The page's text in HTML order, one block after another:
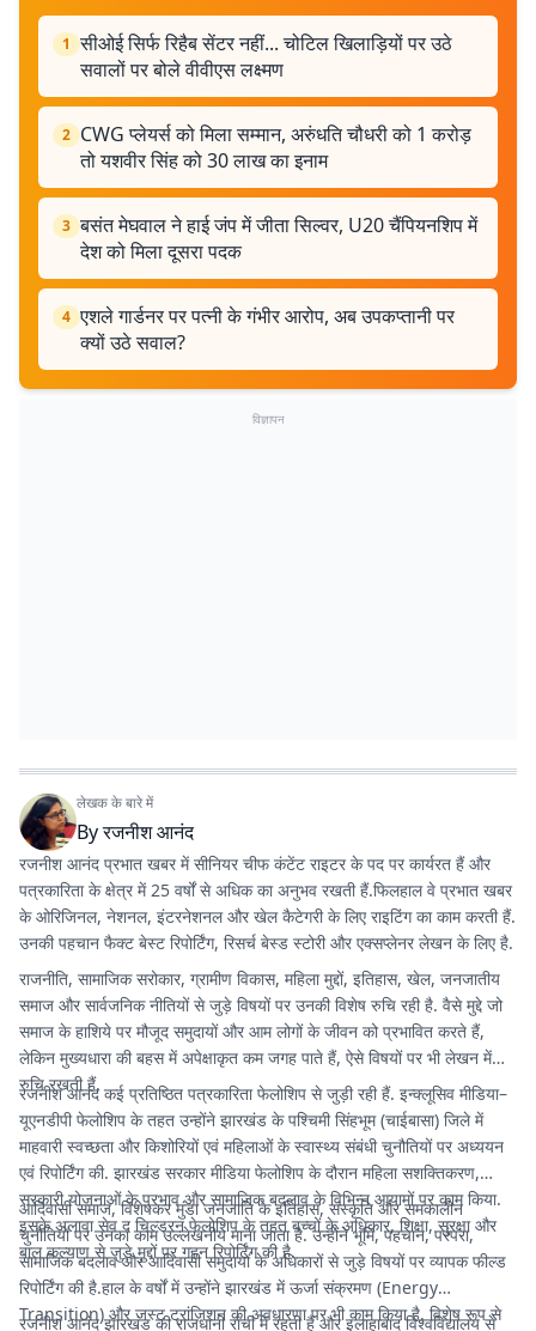
1 सीओई सिर्फ रिहैब सेंटर नहीं... चोटिल खिलाड़ियों पर उठे
सवालों पर बोले वीवीएस लक्ष्मण
2 CWG प्लेयर्स को मिला सम्मान, अरुंधति चौधरी को 1 करोड़
तो यशवीर सिंह को 30 लाख का इनाम
3 बसंत मेघवाल ने हाई जंप में जीता सिल्वर, U20 चैंपियनशिप में
देश को मिला दूसरा पदक
4 एशले गार्डनर पर पत्नी के गंभीर आरोप, अब उपकप्तानी पर
क्यों उठे सवाल?
विज्ञापन
लेखक के बारे में
Byरजनीश आनंद
रजनीश आनंद प्रभात खबर में सीनियर चीफ कंटेंट राइटर के पद पर कार्यरत हैं और
पत्रकारिता के क्षेत्र में 25 वर्षों से अधिक का अनुभव रखती हैं.फिलहाल वे प्रभात खबर
के ओरिजिनल, नेशनल, इंटरनेशनल और खेल कैटेगरी के लिए राइटिंग का काम करती हैं.
उनकी पहचान फैक्ट बेस्ट रिपोर्टिंग, रिसर्च बेस्ड स्टोरी और एक्सप्लेनर लेखन के लिए है.
राजनीति, सामाजिक सरोकार, ग्रामीण विकास, महिला मुद्दों, इतिहास, खेल, जनजातीय
समाज और सार्वजनिक नीतियों से जुड़े विषयों पर उनकी विशेष रुचि रही है. वैसे मुद्दे जो
समाज के हाशिये पर मौजूद समुदायों और आम लोगों के जीवन को प्रभावित करते हैं,
लेकिन मुख्यधारा की बहस में अपेक्षाकृत कम जगह पाते हैं, ऐसे विषयों पर भी लेखन में
रुचि रखती हैं.
रजनीश आनंद कई प्रतिष्ठित पत्रकारिता फेलोशिप से जुड़ी रही हैं. इन्क्लूसिव मीडिया–
यूएनडीपी फेलोशिप के तहत उन्होंने झारखंड के पश्चिमी सिंहभूम (चाईबासा) जिले में
माहवारी स्वच्छता और किशोरियों एवं महिलाओं के स्वास्थ्य संबंधी चुनौतियों पर अध्ययन
एवं रिपोर्टिंग की. झारखंड सरकार मीडिया फेलोशिप के दौरान महिला सशक्तिकरण,
सरकारी योजनाओं के प्रभाव और सामाजिक बदलाव के विभिन्न आयामों पर काम किया.
इसके अलावा सेव द चिल्ड्रन फेलोशिप के तहत बच्चों के अधिकार, शिक्षा, सुरक्षा और
बाल कल्याण से जुड़े मुद्दों पर गहन रिपोर्टिंग की है.
आदिवासी समाज, विशेषकर मुंडा जनजाति के इतिहास, संस्कृति और समकालीन
चुनौतियों पर उनका काम उल्लेखनीय माना जाता है. उन्होंने भूमि, पहचान, परंपरा,
सामाजिक बदलाव और आदिवासी समुदायों के अधिकारों से जुड़े विषयों पर व्यापक फील्ड
रिपोर्टिंग की है.हाल के वर्षों में उन्होंने झारखंड में ऊर्जा संक्रमण (Energy
Transition) और जस्ट ट्रांजिशन की अवधारणा पर भी काम किया है. विशेष रूप से
रजनीश आनंद झारखंड की राजधानी रांची में रहती हैं और इलाहाबाद विश्वविद्यालय से